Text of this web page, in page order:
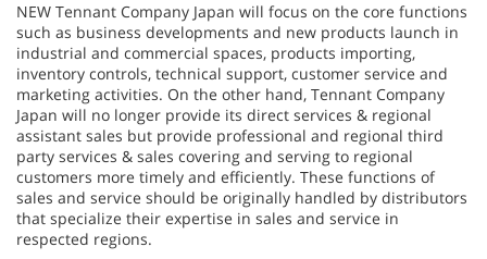
NEW Tennant Company Japan will focus on the core functions
such as business developments and new products launch in
industrial and commercial spaces, products importing,
inventory controls, technical support, customer service and
marketing activities. On the other hand, Tennant Company
Japan will no longer provide its direct services & regional
assistant sales but provide professional and regional third
party services & sales covering and serving to regional
customers more timely and efficiently. These functions of
sales and service should be originally handled by distributors
that specialize their expertise in sales and service in
respected regions.